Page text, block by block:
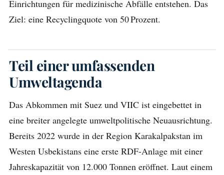
Einrichtungen für medizinische Abfälle entstehen. Das
Ziel: eine Recyclingquote von 50 Prozent.
Teil einer umfassenden
Umweltagenda
Das Abkommen mit Suez und VIIC ist eingebettet in
eine breiter angelegte umweltpolitische Neuausrichtung.
Bereits 2022 wurde in der Region Karakalpakstan im
Westen Usbekistans eine erste RDF-Anlage mit einer
Jahreskapazität von 12.000 Tonnen eröffnet. Laut einem